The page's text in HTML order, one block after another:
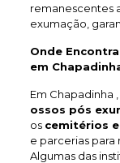
remanescentes
exumação,
Onde
em
Em Chapadinha
ossos pós
os cemitérios
e parcerias
Algumas das